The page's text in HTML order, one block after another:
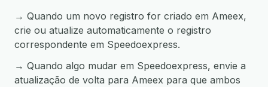
→ Quando um novo registro for criado em Ameex,
crie ou atualize automaticamente o registro
correspondente em Speedoexpress.
→ Quando algo mudar em Speedoexpress, envie a
atualização de volta para Ameex para que ambos